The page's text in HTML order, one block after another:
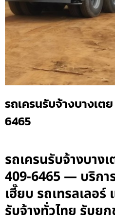
รถเครนรับจ้างบางเต
6465
รถเครนรับจ้างบาง
409-6465 — บริกา
เฮี๊ยบ รถเทรลเลอร์
รับจ้างทั่วไทย รับย